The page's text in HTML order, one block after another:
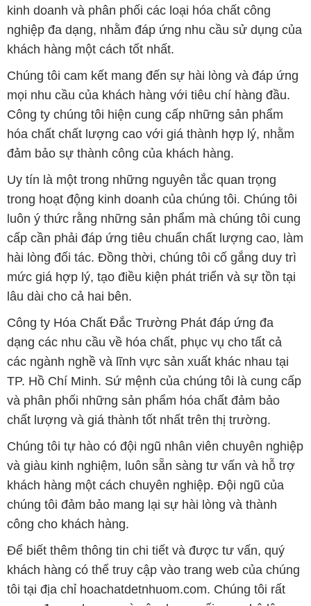
kinh doanh và phân phối các loại hóa chất công
nghiệp đa dạng, nhằm đáp ứng nhu cầu sử dụng của
khách hàng một cách tốt nhất.
Chúng tôi cam kết mang đến sự hài lòng và đáp ứng
mọi nhu cầu của khách hàng với tiêu chí hàng đầu.
Công ty chúng tôi hiện cung cấp những sản phẩm
hóa chất chất lượng cao với giá thành hợp lý, nhằm
đảm bảo sự thành công của khách hàng.
Uy tín là một trong những nguyên tắc quan trọng
trong hoạt động kinh doanh của chúng tôi. Chúng tôi
luôn ý thức rằng những sản phẩm mà chúng tôi cung
cấp cần phải đáp ứng tiêu chuẩn chất lượng cao, làm
hài lòng đối tác. Đồng thời, chúng tôi cố gắng duy trì
mức giá hợp lý, tạo điều kiện phát triển và sự tồn tại
lâu dài cho cả hai bên.
Công ty Hóa Chất Đắc Trường Phát đáp ứng đa
dạng các nhu cầu về hóa chất, phục vụ cho tất cả
các ngành nghề và lĩnh vực sản xuất khác nhau tại
TP. Hồ Chí Minh. Sứ mệnh của chúng tôi là cung cấp
và phân phối những sản phẩm hóa chất đảm bảo
chất lượng và giá thành tốt nhất trên thị trường.
Chúng tôi tự hào có đội ngũ nhân viên chuyên nghiệp
và giàu kinh nghiệm, luôn sẵn sàng tư vấn và hỗ trợ
khách hàng một cách chuyên nghiệp. Đội ngũ của
chúng tôi đảm bảo mang lại sự hài lòng và thành
công cho khách hàng.
Để biết thêm thông tin chi tiết và được tư vấn, quý
khách hàng có thể truy cập vào trang web của chúng
tôi tại địa chỉ hoachatdetnhuom.com. Chúng tôi rất